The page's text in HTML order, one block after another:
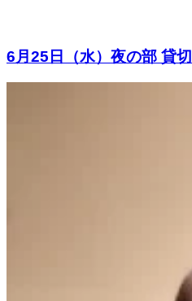
6月25日（水）夜の部 貸切